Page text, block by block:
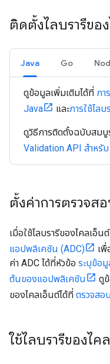
ติดตั้งไลบรารีขอ
Java Go
ดูข้อมูลเพิ่มเติมได้ที่ กา
Java
และการใช้ไล
ดูวิธีการติดตั้งฉบับสม
Validation API สำหรั
ตั้งค่าการตรวจส
เมื่อใช้ไลบรารีของไคลเอ็น
แอปพลิเคชัน (ADC)
เ
ค่า ADC ได้ที่หัวข้อ ระบุข้อมู
ต้นของแอปพลิเคชัน
ดู
ของไคลเอ็นต์ได้ที่ ตรวจสอ
ใช้ไลบรารีของไค